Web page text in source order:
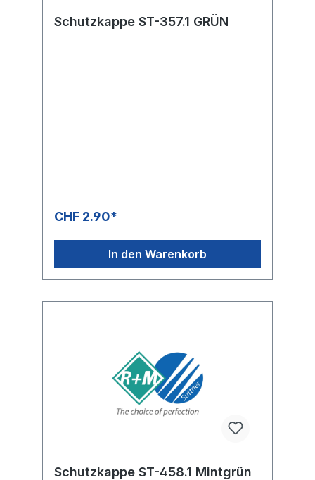
Schutzkappe ST-357.1 GRÜN
CHF 2.90*
In den Warenkorb
Schutzkappe ST-458.1 Mintgrün